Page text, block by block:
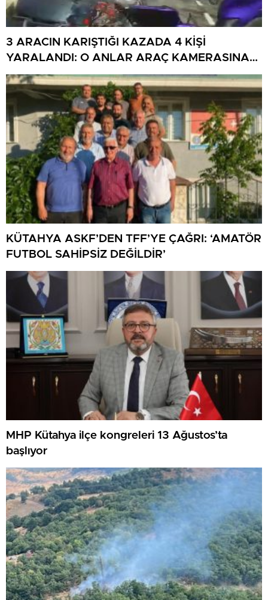
3 ARACIN KARIŞTIĞI KAZADA 4 KİŞİ
YARALANDI: O ANLAR ARAÇ KAMERASINA
YANSIDI
KÜTAHYA ASKF’DEN TFF’YE ÇAĞRI: ‘AMATÖR
FUTBOL SAHİPSİZ DEĞİLDİR’
MHP Kütahya ilçe kongreleri 13 Ağustos’ta
başlıyor